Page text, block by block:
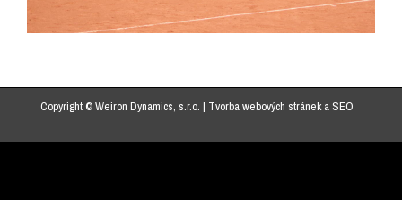
Copyright © Weiron Dynamics, s.r.o. | Tvorba webových stráneka SEO